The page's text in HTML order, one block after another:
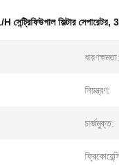
ফিল্টার সেপারেটর,
ধারণক্ষমতা:
নিয়ন্ত্রণ:
চার্জমুক্ত: